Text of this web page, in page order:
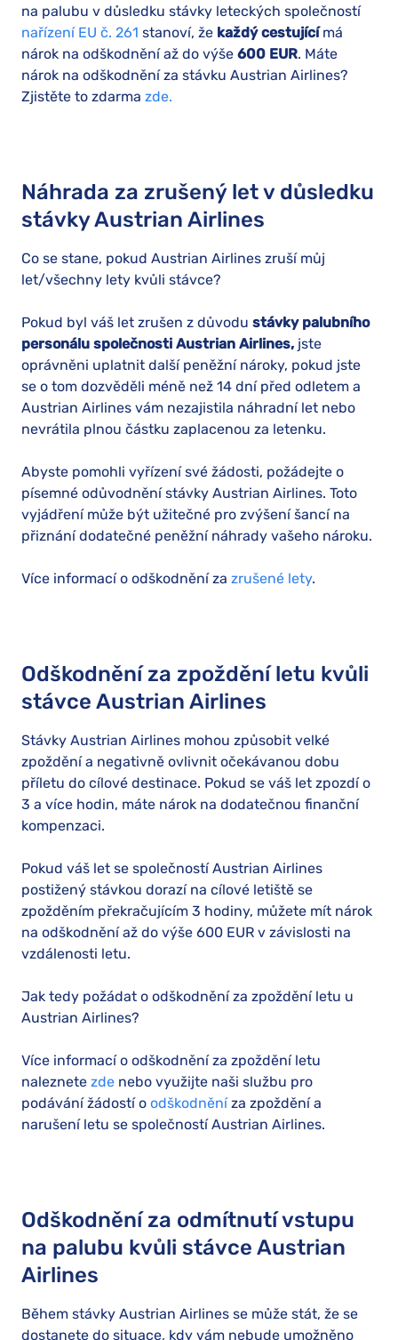
na palubu v důsledku stávky leteckých společností
nařízení EU č. 261 stanoví, že každý cestujícímá
nárok na odškodnění až do výše 600 EUR. Máte
nárok na odškodnění za stávku Austrian Airlines?
Zjistěte to zdarma zde.
Náhrada za zrušený let v důsledku
stávky Austrian Airlines
Co se stane, pokud Austrian Airlines zruší můj
let/všechny lety kvůli stávce?
Pokud byl váš let zrušen z důvodu stávky palubního
personálu společnosti Austrian Airlines, jste
oprávněni uplatnit další peněžní nároky, pokud jste
se o tom dozvěděli méně než 14 dní před odletem a
Austrian Airlines vám nezajistila náhradní let nebo
nevrátila plnou částku zaplacenou za letenku.
Abyste pomohli vyřízení své žádosti, požádejte o
písemné odůvodnění stávky Austrian Airlines. Toto
vyjádření může být užitečné pro zvýšení šancí na
přiznání dodatečné peněžní náhrady vašeho nároku.
Více informací o odškodnění za zrušené lety.
Odškodnění za zpoždění letu kvůli
stávce Austrian Airlines
Stávky Austrian Airlines mohou způsobit velké
zpoždění a negativně ovlivnit očekávanou dobu
příletu do cílové destinace. Pokud se váš let zpozdí o
3 a více hodin, máte nárok na dodatečnou finanční
kompenzaci.
Pokud váš let se společností Austrian Airlines
postižený stávkou dorazí na cílové letiště se
zpožděním překračujícím 3 hodiny, můžete mít nárok
na odškodnění až do výše 600 EUR v závislosti na
vzdálenosti letu.
Jak tedy požádat o odškodnění za zpoždění letu u
Austrian Airlines?
Více informací o odškodnění za zpoždění letu
naleznete zde nebo využijte naši službu pro
podávání žádostí o odškodněníza zpoždění a
narušení letu se společností Austrian Airlines.
Odškodnění za odmítnutí vstupu
na palubu kvůli stávce Austrian
Airlines
Během stávky Austrian Airlines se může stát, že se
dostanete do situace, kdy vám nebude umožněno